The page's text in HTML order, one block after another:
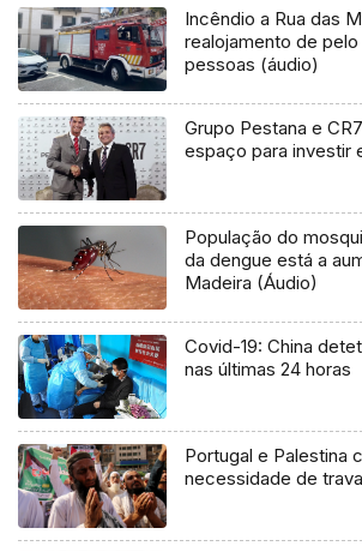
Incêndio a Rua das
realojamento de
pessoas (áudio)
Grupo Pestana e
espaço para investir
População do
da dengue está a
Madeira (Áudio)
Covid-19: China
nas últimas 24 horas
Portugal e Palestina
necessidade de